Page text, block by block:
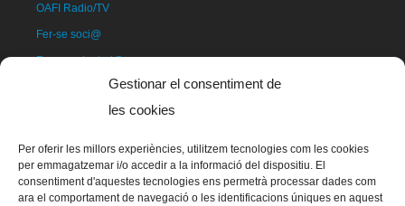
Gestionar el consentiment de
les cookies
Per oferir les millors experiències, utilitzem tecnologies com les cookies
per emmagatzemar i/o accedir a la informació del dispositiu. El
consentiment d'aquestes tecnologies ens permetrà processar dades com
ara el comportament de navegació o les identificacions úniques en aquest
OAFI Radio/TV
Fer-se soci@
Fer-se voluntari@